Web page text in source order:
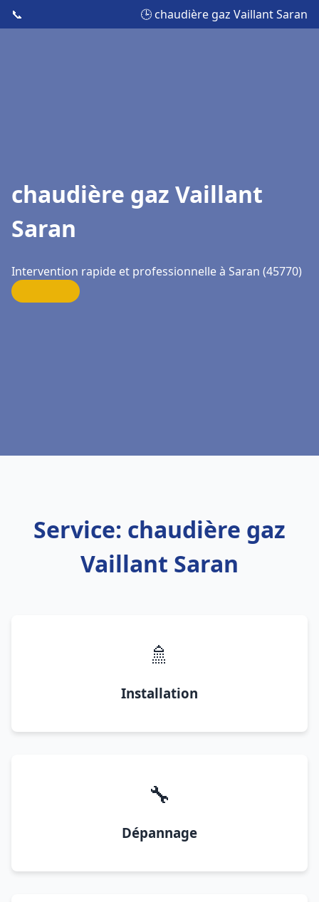
📞 🕒 chaudière gaz Vaillant Saran
chaudière gaz Vaillant
Saran
Intervention rapide et professionnelle à Saran (45770)
Service: chaudière gaz
Vaillant Saran
🚿
Installation
🔧
Dépannage